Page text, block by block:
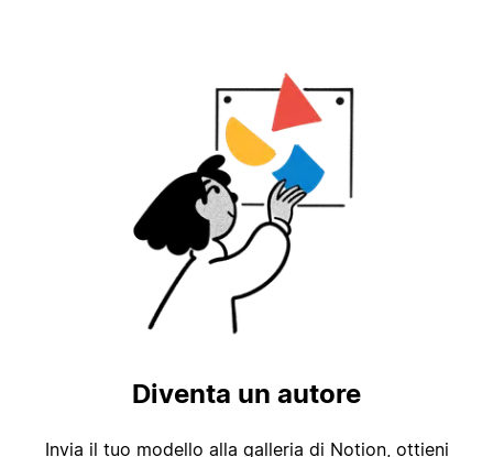
Diventa un autore
Invia il tuo modello alla galleria di Notion, ottieni